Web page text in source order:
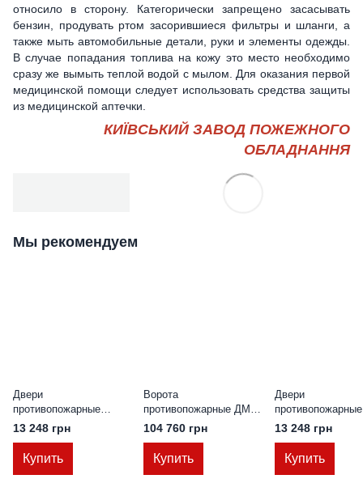
относило в сторону. Категорически запрещено засасывать
бензин, продувать ртом засорившиеся фильтры и шланги, а
также мыть автомобильные детали, руки и элементы одежды.
В случае попадания топлива на кожу это место необходимо
сразу же вымыть теплой водой с мылом. Для оказания первой
медицинской помощи следует использовать средства защиты
из медицинской аптечки.
КИЇВСЬКИЙ ЗАВОД ПОЖЕЖНОГО
ОБЛАДНАННЯ
Мы рекомендуем
Двери
противопожарные
металлические глухие
ДМП ЕІ60-1-2100х1000
лев., (самодоводящая
петля)
13 248 грн
Купить
Ворота
противопожарные ДМП
EI60-2-2600х3400
распашные с калиткой
в раб. створке
ЕвроСтандарт
104 760 грн
Купить
Двери
противопожарные
металлические
ДМП ЕІ60-1-
прав.,
петля)
13 248 грн
Купить